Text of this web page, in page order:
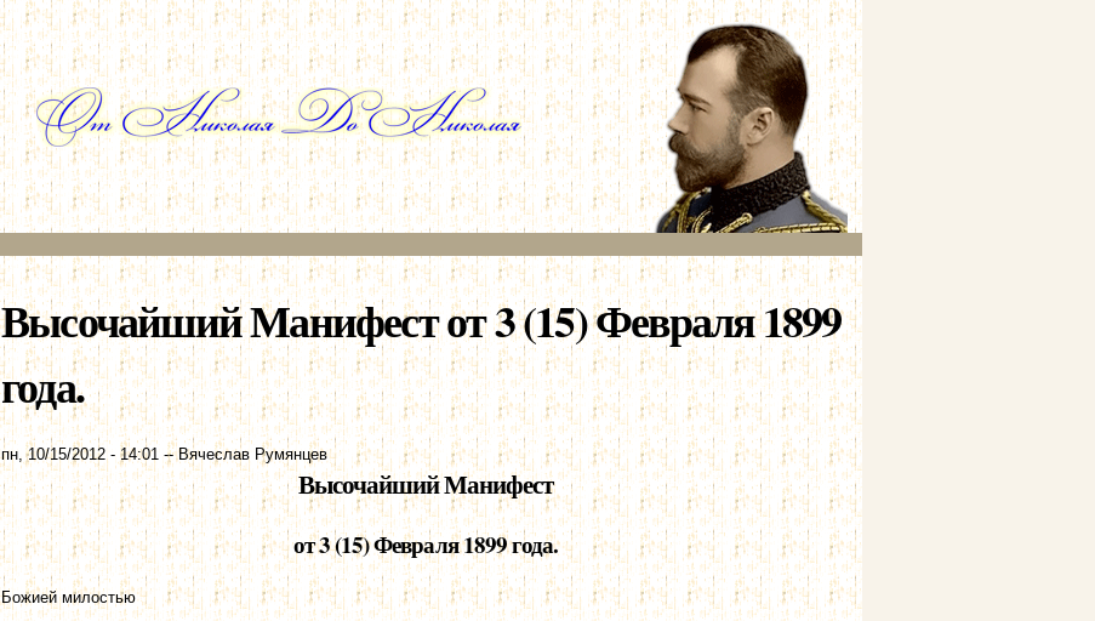
Перейти к
основному
содержанию
Высочайший Манифест от 3 (15) Февраля 1899
года.
пн, 10/15/2012 - 14:01 --Вячеслав Румянцев
Высочайший Манифест
от 3 (15) Февраля 1899 года.
Божией милостью